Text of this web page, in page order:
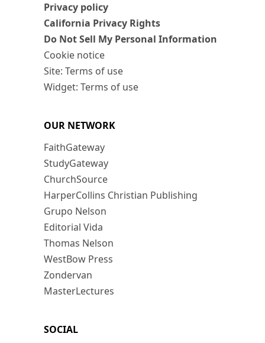
Privacy policy
California Privacy Rights
Do Not Sell My Personal Information
Cookie notice
Site: Terms of use
Widget: Terms of use
OUR NETWORK
FaithGateway
StudyGateway
ChurchSource
HarperCollins Christian Publishing
Grupo Nelson
Editorial Vida
Thomas Nelson
WestBow Press
Zondervan
MasterLectures
SOCIAL